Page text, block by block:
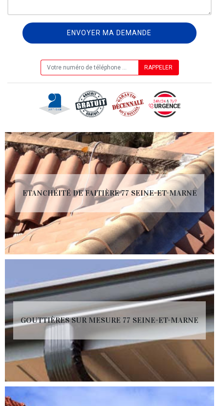
ETANCHÉITÉ DE FAITIÈRE 77 SEINE-ET-MARNE
GOUTTIÈRES SUR MESURE 77 SEINE-ET-MARNE